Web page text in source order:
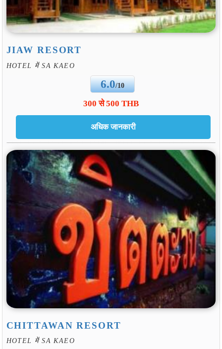
JIAW RESORT
HOTEL में SA KAEO
6.0/10
300 से 500 THB
CHITTAWAN RESORT
HOTEL में SA KAEO